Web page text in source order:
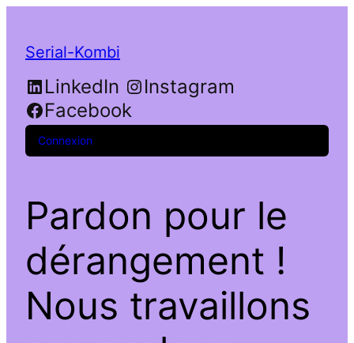
Serial-Kombi
LinkedIn
Instagram
Facebook
Connexion
Pardon pour le
dérangement !
Nous travaillons